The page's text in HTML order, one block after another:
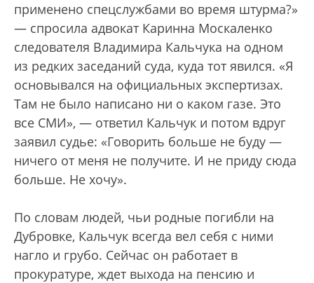
применено спецслужбами во время штурма?»
— спросила адвокат Каринна Москаленко
следователя Владимира Кальчука на одном
из редких заседаний суда, куда тот явился. «Я
основывался на официальных экспертизах.
Там не было написано ни о каком газе. Это
все СМИ», — ответил Кальчук и потом вдруг
заявил судье: «Говорить больше не буду —
ничего от меня не получите. И не приду сюда
больше. Не хочу».
По словам людей, чьи родные погибли на
Дубровке, Кальчук всегда вел себя с ними
нагло и грубо. Сейчас он работает в
прокуратуре, ждет выхода на пенсию и